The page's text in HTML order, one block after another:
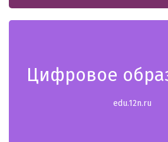
Цифровое
edu.12n.ru